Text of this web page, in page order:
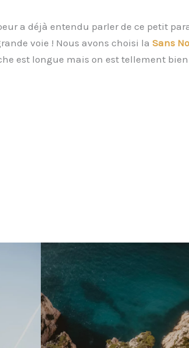
a déjà entendu parler de ce petit
voie ! Nous avons choisi la Sans
est longue mais on est tellement